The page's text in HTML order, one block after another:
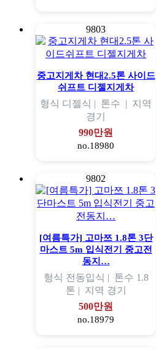
9803
중고지게차 현대2.5톤 사이드
쉬프트 디젤지게차
형식 디젤식 | 톤수 | 지역
경기
990만원
no.18980
9802
[여름특가] 고마쯔 1.8톤 3단
마스트 5m 입식전기 중고전
동지…
형식 전동입식 | 톤수 1.8
톤 | 지역 경기
500만원
no.18979